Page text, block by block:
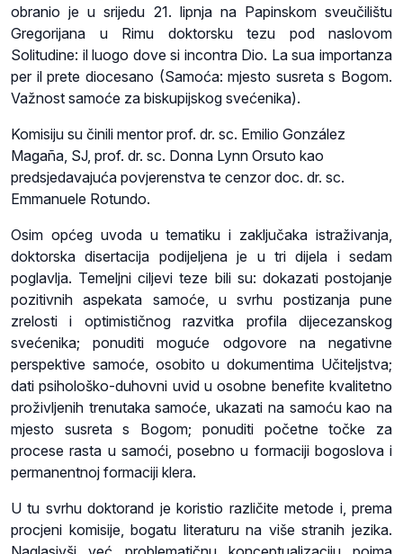
obranio je u srijedu 21. lipnja na Papinskom sveučilištu
Gregorijana u Rimu doktorsku tezu pod naslovom
Solitudine: il luogo dove si incontra Dio. La sua importanza
per il prete diocesano (Samoća: mjesto susreta s Bogom.
Važnost samoće za biskupijskog svećenika).
Komisiju su činili mentor prof. dr. sc. Emilio González
Magaña, SJ, prof. dr. sc. Donna Lynn Orsuto kao
predsjedavajuća povjerenstva te cenzor doc. dr. sc.
Emmanuele Rotundo.
Osim općeg uvoda u tematiku i zaključaka istraživanja,
doktorska disertacija podijeljena je u tri dijela i sedam
poglavlja. Temeljni ciljevi teze bili su: dokazati postojanje
pozitivnih aspekata samoće, u svrhu postizanja pune
zrelosti i optimističnog razvitka profila dijecezanskog
svećenika; ponuditi moguće odgovore na negativne
perspektive samoće, osobito u dokumentima Učiteljstva;
dati psihološko-duhovni uvid u osobne benefite kvalitetno
proživljenih trenutaka samoće, ukazati na samoću kao na
mjesto susreta s Bogom; ponuditi početne točke za
procese rasta u samoći, posebno u formaciji bogoslova i
permanentnoj formaciji klera.
U tu svrhu doktorand je koristio različite metode i, prema
procjeni komisije, bogatu literaturu na više stranih jezika.